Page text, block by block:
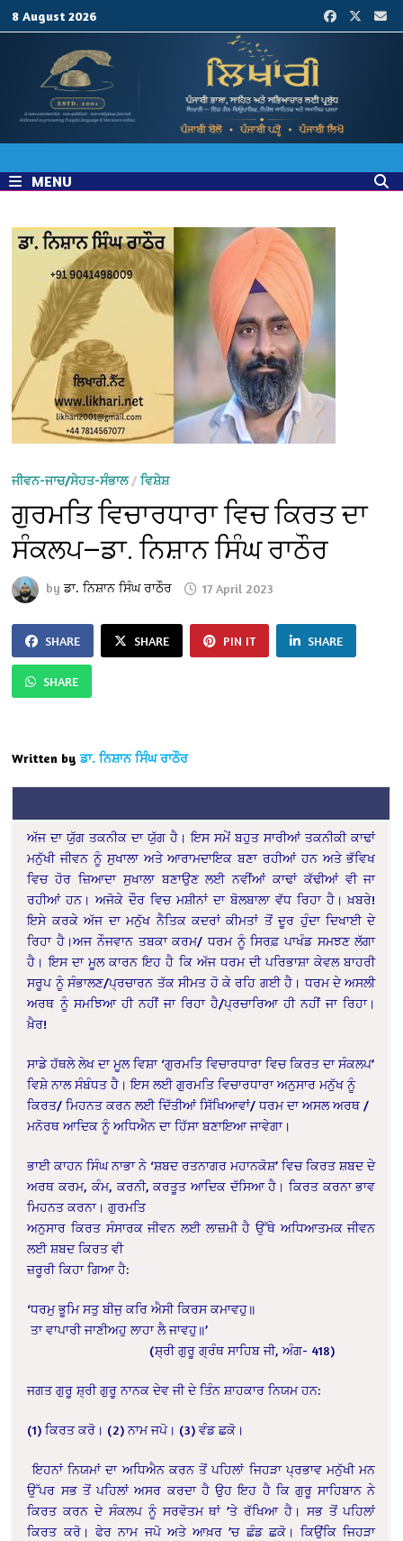
8 August 2026
MENU
ਜੀਵਨ-ਜਾਚ/ਸੇਹਤ-ਸੰਭਾਲ/ਵਿਸ਼ੇਸ਼
ਗੁਰਮਤਿ ਵਿਚਾਰਧਾਰਾ ਵਿਚ ਕਿਰਤ ਦਾ
ਸੰਕਲਪ—ਡਾ. ਨਿਸ਼ਾਨ ਸਿੰਘ ਰਾਠੌਰ
byਡਾ. ਨਿਸ਼ਾਨ ਸਿੰਘ ਰਾਠੌਰ 17 April 2023
SHARE SHARE PIN IT SHARE
SHARE
Written by ਡਾ. ਨਿਸ਼ਾਨ ਸਿੰਘ ਰਾਠੌਰ
ਅੱਜ ਦਾ ਯੁੱਗ ਤਕਨੀਕ ਦਾ ਯੁੱਗ ਹੈ। ਇਸ ਸਮੇਂ ਬਹੁਤ ਸਾਰੀਆਂ ਤਕਨੀਕੀ ਕਾਢਾਂ
ਮਨੁੱਖੀ ਜੀਵਨ ਨੂੰ ਸੁਖਾਲਾ ਅਤੇ ਆਰਾਮਦਾਇਕ ਬਣਾ ਰਹੀਆਂ ਹਨ ਅਤੇ ਭੱਵਿਖ
ਵਿਚ ਹੋਰ ਜ਼ਿਆਦਾ ਸੁਖਾਲਾ ਬਣਾਉਣ ਲਈ ਨਵੀਂਆਂ ਕਾਢਾਂ ਕੱਢੀਆਂ ਵੀ ਜਾ
ਰਹੀਆਂ ਹਨ। ਅਜੋਕੇ ਦੌਰ ਵਿਚ ਮਸ਼ੀਨਾਂ ਦਾ ਬੋਲਬਾਲਾ ਵੱਧ ਰਿਹਾ ਹੈ। ਖ਼ਬਰੇ!
ਇਸੇ ਕਰਕੇ ਅੱਜ ਦਾ ਮਨੁੱਖ ਨੈਤਿਕ ਕਦਰਾਂ ਕੀਮਤਾਂ ਤੋਂ ਦੂਰ ਹੁੰਦਾ ਦਿਖਾਈ ਦੇ
ਰਿਹਾ ਹੈ।ਅਜ ਨੌਜਵਾਨ ਤਬਕਾ ਕਰਮ/ ਧਰਮ ਨੂੰ ਸਿਰਫ਼ ਪਾਖੰਡ ਸਮਝਣ ਲੱਗਾ
ਹੈ। ਇਸ ਦਾ ਮੂਲ ਕਾਰਨ ਇਹ ਹੈ ਕਿ ਅੱਜ ਧਰਮ ਦੀ ਪਰਿਭਾਸ਼ਾ ਕੇਵਲ ਬਾਹਰੀ
ਸਰੂਪ ਨੂੰ ਸੰਭਾਲਣ/ਪ੍ਰਚਾਰਨ ਤੱਕ ਸੀਮਤ ਹੋ ਕੇ ਰਹਿ ਗਈ ਹੈ। ਧਰਮ ਦੇ ਅਸਲੀ
ਅਰਥ ਨੂੰ ਸਮਝਿਆ ਹੀ ਨਹੀਂ ਜਾ ਰਿਹਾ ਹੈ/ਪ੍ਰਚਾਰਿਆ ਹੀ ਨਹੀਂ ਜਾ ਰਿਹਾ।
ਖ਼ੈਰ!
ਸਾਡੇ ਹੱਥਲੇ ਲੇਖ ਦਾ ਮੂਲ ਵਿਸ਼ਾ ‘ਗੁਰਮਤਿ ਵਿਚਾਰਧਾਰਾ ਵਿਚ ਕਿਰਤ ਦਾ ਸੰਕਲਪ’
ਵਿਸ਼ੇ ਨਾਲ ਸੰਬੰਧਤ ਹੈ। ਇਸ ਲਈ ਗੁਰਮਤਿ ਵਿਚਾਰਧਾਰਾ ਅਨੁਸਾਰ ਮਨੁੱਖ ਨੂੰ
ਕਿਰਤ/ ਮਿਹਨਤ ਕਰਨ ਲਈ ਦਿੱਤੀਆਂ ਸਿੱਖਿਆਵਾਂ/ ਧਰਮ ਦਾ ਅਸਲ ਅਰਥ /
ਮਨੋਰਥ ਆਦਿਕ ਨੂੰ ਅਧਿਐਨ ਦਾ ਹਿੱਸਾ ਬਣਾਇਆ ਜਾਵੇਗਾ।
ਭਾਈ ਕਾਹਨ ਸਿੰਘ ਨਾਭਾ ਨੇ ‘ਸ਼ਬਦ ਰਤਨਾਗਰ ਮਹਾਨਕੋਸ਼’ ਵਿਚ ਕਿਰਤ ਸ਼ਬਦ ਦੇ
ਅਰਥ ਕਰਮ, ਕੰਮ, ਕਰਨੀ, ਕਰਤੂਤ ਆਦਿਕ ਦੱਸਿਆ ਹੈ। ਕਿਰਤ ਕਰਨਾ ਭਾਵ
ਮਿਹਨਤ ਕਰਨਾ। ਗੁਰਮਤਿ
ਅਨੁਸਾਰ ਕਿਰਤ ਸੰਸਾਰਕ ਜੀਵਨ ਲਈ ਲਾਜ਼ਮੀ ਹੈ ਉੱਥੇ ਅਧਿਆਤਮਕ ਜੀਵਨ
ਲਈ ਸ਼ਬਦ ਕਿਰਤ ਵੀ
ਜ਼ਰੂਰੀ ਕਿਹਾ ਗਿਆ ਹੈ:
‘ਧਰਮੁ ਭੂਮਿ ਸਤੁ ਬੀਜੁ ਕਰਿ ਐਸੀ ਕਿਰਸ ਕਮਾਵਹੁ॥
ਤਾ ਵਾਪਾਰੀ ਜਾਣੀਅਹੁ ਲਾਹਾ ਲੈ ਜਾਵਹੁ॥’
(ਸ਼੍ਰੀ ਗੁਰੂ ਗ੍ਰੰਥ ਸਾਹਿਬ ਜੀ, ਅੰਗ- 418)
ਜਗਤ ਗੁਰੂ ਸ਼੍ਰੀ ਗੁਰੂ ਨਾਨਕ ਦੇਵ ਜੀ ਦੇ ਤਿੰਨ ਸ਼ਾਹਕਾਰ ਨਿਯਮ ਹਨ:
(1) ਕਿਰਤ ਕਰੋ। (2) ਨਾਮ ਜਪੋ। (3) ਵੰਡ ਛਕੋ।
ਇਹਨਾਂ ਨਿਯਮਾਂ ਦਾ ਅਧਿਐਨ ਕਰਨ ਤੋਂ ਪਹਿਲਾਂ ਜਿਹੜਾ ਪ੍ਰਭਾਵ ਮਨੁੱਖੀ ਮਨ
ਉੱਪਰ ਸਭ ਤੋਂ ਪਹਿਲਾਂ ਅਸਰ ਕਰਦਾ ਹੈ ਉਹ ਇਹ ਹੈ ਕਿ ਗੁਰੂ ਸਾਹਿਬਾਨ ਨੇ
ਕਿਰਤ ਕਰਨ ਦੇ ਸੰਕਲਪ ਨੂੰ ਸਰਵੋਤਮ ਥਾਂ ’ਤੇ ਰੱਖਿਆ ਹੈ। ਸਭ ਤੋਂ ਪਹਿਲਾਂ
ਕਿਰਤ ਕਰੋ। ਫੇਰ ਨਾਮ ਜਪੋ ਅਤੇ ਆਖ਼ਰ ’ਚ ਛੰਡ ਛਕੋ। ਕਿਉਂਕਿ ਜਿਹੜਾ